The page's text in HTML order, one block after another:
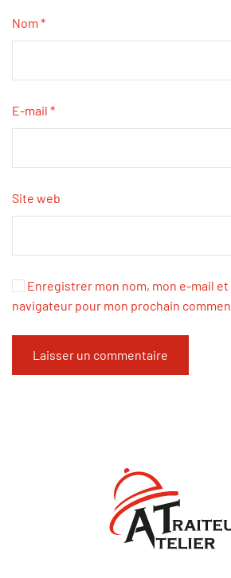
Nom *
E-mail *
Site web
Enregistrer mon nom, mon e-mail
navigateur pour mon prochain
Laisser un commentaire